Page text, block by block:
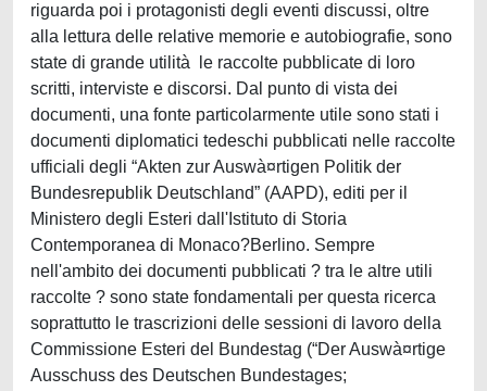
riguarda poi i protagonisti degli eventi discussi, oltre
alla lettura delle relative memorie e autobiografie, sono
state di grande utilità le raccolte pubblicate di loro
scritti, interviste e discorsi. Dal punto di vista dei
documenti, una fonte particolarmente utile sono stati i
documenti diplomatici tedeschi pubblicati nelle raccolte
ufficiali degli “Akten zur Auswà¤rtigen Politik der
Bundesrepublik Deutschland” (AAPD), editi per il
Ministero degli Esteri dall'Istituto di Storia
Contemporanea di Monaco?Berlino. Sempre
nell'ambito dei documenti pubblicati ? tra le altre utili
raccolte ? sono state fondamentali per questa ricerca
soprattutto le trascrizioni delle sessioni di lavoro della
Commissione Esteri del Bundestag (“Der Auswà¤rtige
Ausschuss des Deutschen Bundestages;